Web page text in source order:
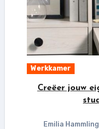
Werkkamer
Creëer jouw
Emilia Hammling